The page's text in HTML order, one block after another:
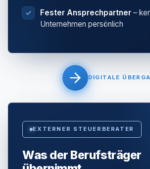
Fester Ansprechpartner –
Unternehmen persönlich
DIGITALE
EXTERNER STEUERBERATER
Was der Berufsträger